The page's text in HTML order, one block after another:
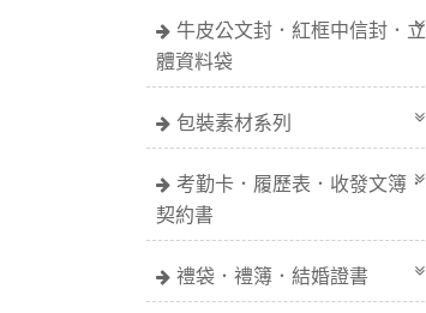
牛皮公文封．紅框中信封．立
體資料袋
包裝素材系列
考勤卡．履歷表．收發文簿．
契約書
禮袋．禮簿．結婚證書